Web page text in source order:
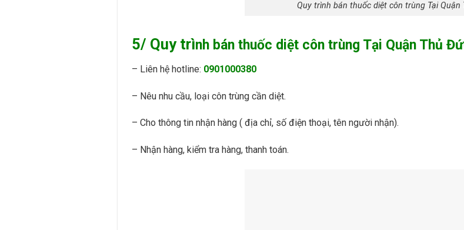
Quy trình bán thuốc diệt côn trùng Tại Quận
5/ Quy trình bán thuốc diệt côn trùng Tại Quận Thủ
– Liên hệ hotline: 0901000380
– Nêu nhu cầu, loại côn trùng cần diệt.
– Cho thông tin nhận hàng ( địa chỉ, số điện thoại, tên người nhận).
– Nhận hàng, kiểm tra hàng, thanh toán.